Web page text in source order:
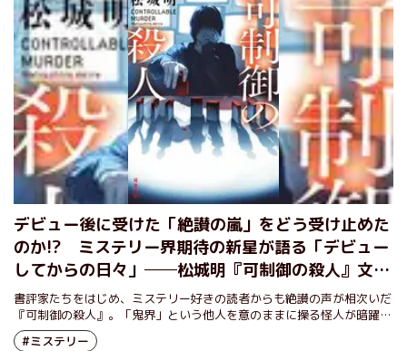
デビュー後に受けた「絶讃の嵐」をどう受け止めた
のか!? ミステリー界期待の新星が語る「デビュー
してからの日々」──松城明『可制御の殺人』文庫
化記念インタビュー
書評家たちをはじめ、ミステリー好きの読者からも絶讃の声が相次いだ
『可制御の殺人』。「鬼界」という他人を意のままに操る怪人が暗躍す
る連作ミステリーの文庫化に際し、著者の松城氏に話を聞いた。
#ミステリー